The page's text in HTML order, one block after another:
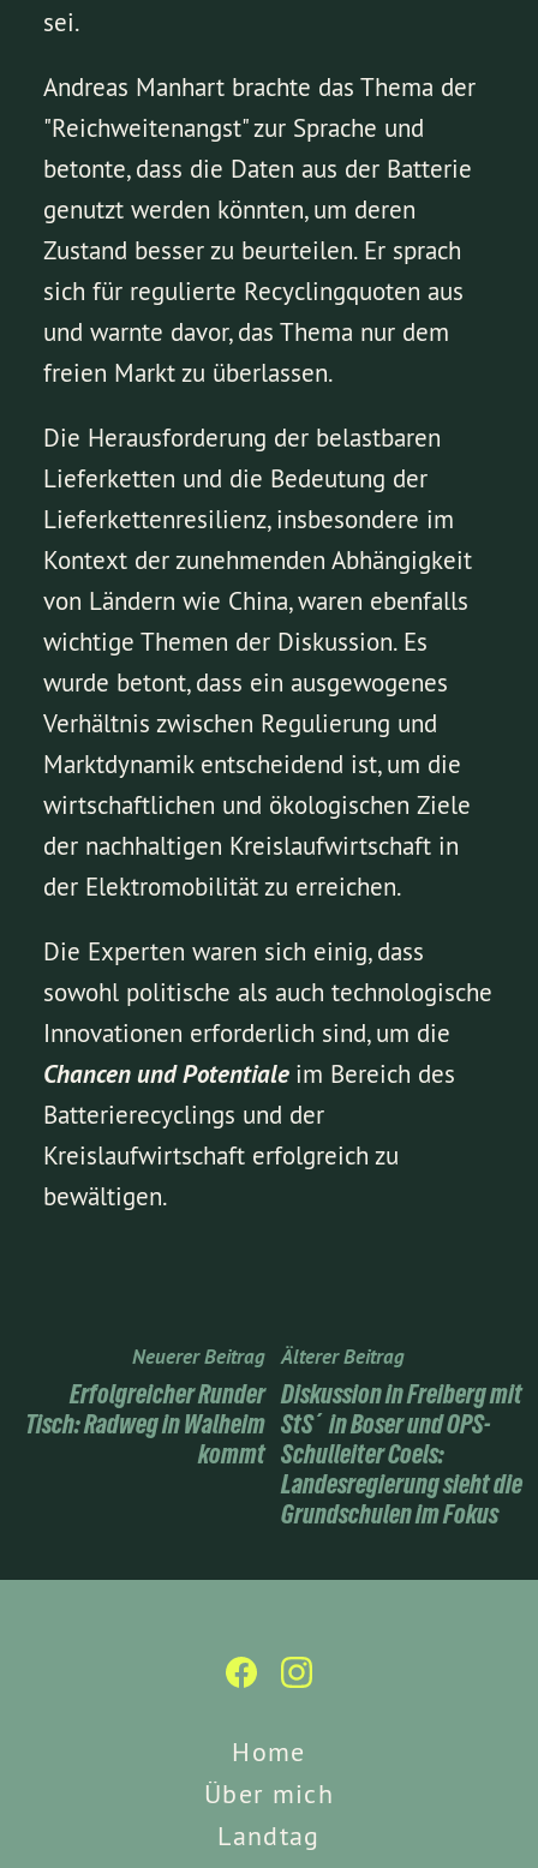
sei.
Andreas Manhart brachte das Thema der
"Reichweitenangst" zur Sprache und
betonte, dass die Daten aus der Batterie
genutzt werden könnten, um deren
Zustand besser zu beurteilen. Er sprach
sich für regulierte Recyclingquoten aus
und warnte davor, das Thema nur dem
freien Markt zu überlassen.
Die Herausforderung der belastbaren
Lieferketten und die Bedeutung der
Lieferkettenresilienz, insbesondere im
Kontext der zunehmenden Abhängigkeit
von Ländern wie China, waren ebenfalls
wichtige Themen der Diskussion. Es
wurde betont, dass ein ausgewogenes
Verhältnis zwischen Regulierung und
Marktdynamik entscheidend ist, um die
wirtschaftlichen und ökologischen Ziele
der nachhaltigen Kreislaufwirtschaft in
der Elektromobilität zu erreichen.
Die Experten waren sich einig, dass
sowohl politische als auch technologische
Innovationen erforderlich sind, um die
Chancen und Potentiale im Bereich des
Batterierecyclings und der
Kreislaufwirtschaft erfolgreich zu
bewältigen.
Neuerer Beitrag
Erfolgreicher Runder
Tisch: Radweg in Walheim
kommt
Älterer Beitrag
Diskussion in Freiberg mit
StS´in Boser und OPS-
Schulleiter Coels:
Landesregierung sieht die
Grundschulen im Fokus
Home
Über mich
Landtag